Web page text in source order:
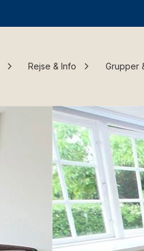
Rejse & Info Grupper